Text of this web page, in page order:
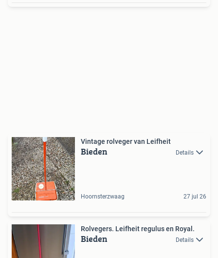
Vintage rolveger van Leifheit
Bieden Details
Hoornsterzwaag 27 jul 26
Rolvegers. Leifheit regulus en Royal.
Bieden Details